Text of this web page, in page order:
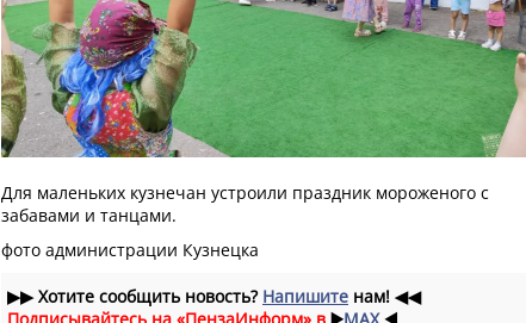
Для маленьких кузнечан устроили праздник мороженого с
забавами и танцами.
фото администрации Кузнецка
▶▶Хотите сообщить новость? Напишите нам! ◀◀